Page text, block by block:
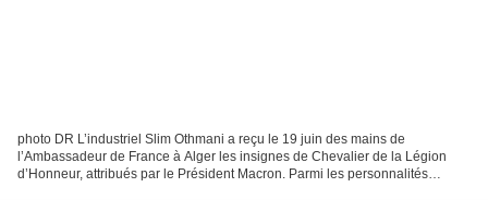
photo DR L’industriel Slim Othmani a reçu le 19 juin des mains de
l’Ambassadeur de France à Alger les insignes de Chevalier de la Légion
d’Honneur, attribués par le Président Macron. Parmi les personnalités